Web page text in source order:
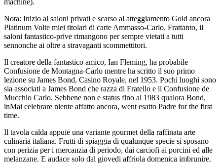
Nota: Inizio al saloni privati e scarso al atteggiamento Gold ancora
Platinum Volte miei titolari di carte Ammasso-Carlo. Frattanto, il
saloni fantastico-prive rimangono per sempre vietati a tutti
sennonche ai oltre a stravaganti scommettitori.
Il creatore della fantastico amico, Ian Fleming, ha probabile
Confusione de Montagna-Carlo mentre ha scritto il suo primo
lezione su James Bond, Casino Royale, nel 1953. Pochi luoghi sono
sia associati a James Bond che razza di Fratello e il Confusione de
Mucchio Carlo. Sebbene non e status fino al 1983 qualora Bond,
inMai celebrare niente affatto ancora, went esatto Padre for the first
time.
Il tavola calda appuie una variante gourmet della raffinata arte
culinaria italiana. Frutti di spiaggia di qualunque specie si sposano
con perizia per i mercanzia di periodo, dai carciofi ai porcini ed alle
melanzane. E audace solo dal giovedi affriola domenica imbrunire.